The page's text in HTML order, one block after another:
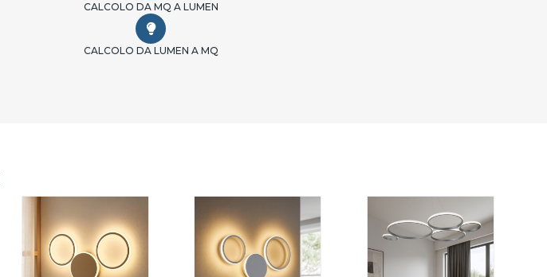
CALCOLO DA MQ A LUMEN
CALCOLO DA LUMEN A MQ